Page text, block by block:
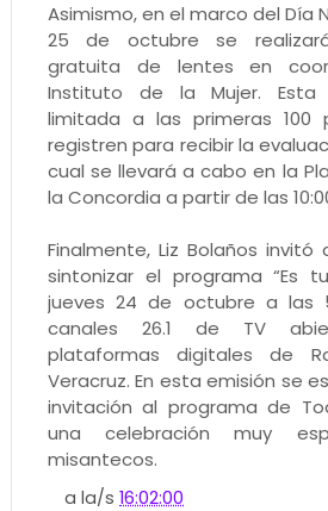
Asimismo, en el marco del Día
25 de octubre se
gratuita de lentes en
Instituto de la Mujer. Esta
limitada a las primeras 100
registren para recibir la
cual se llevará a cabo en la
la Concordia a partir de las
Finalmente, Liz Bolaños
sintonizar el programa “Es
jueves 24 de octubre a las
canales 26.1 de TV
plataformas digitales de
Veracruz. En esta emisión se
invitación al programa de
una celebración muy
misantecos.
a la/s16:02:00